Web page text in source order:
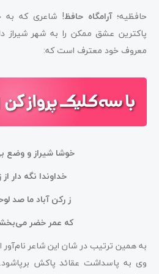
رمز و رازهای نهفته در آرامگاه
حالا کی بریم حافظیه خوبه؟
حافظیه؛آرامگاه حافظ! شاعری که به
پاکترین عشق ممکن را به شهر
معروف خود معترف است که:
خوشا شیراز و وضع
خداوندا نگه دار
ز رکن آباد ما صد
که عمر خضر
به همین ترتیب در شان این شاعر
وی به پاسداشت عقائد پاکش